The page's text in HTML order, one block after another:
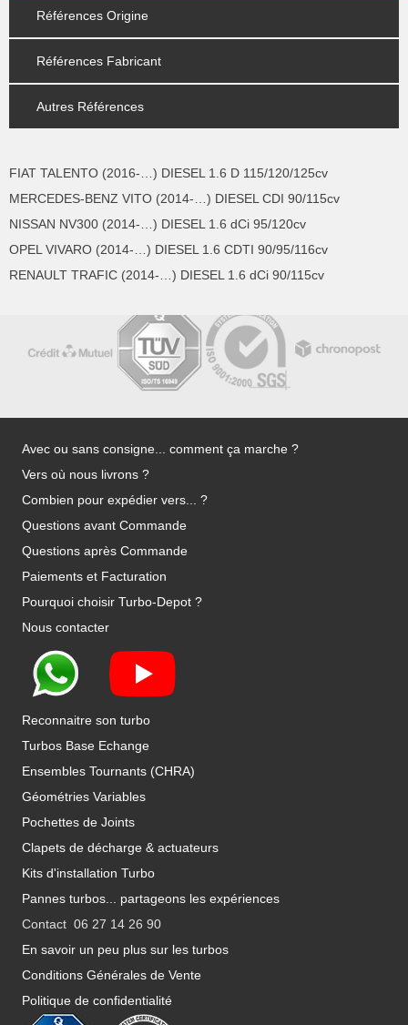
Références Origine
Références Fabricant
Autres Références
FIAT TALENTO (2016-…) DIESEL 1.6 D 115/120/125cv
MERCEDES-BENZ VITO (2014-…) DIESEL CDI 90/115cv
NISSAN NV300 (2014-…) DIESEL 1.6 dCi 95/120cv
OPEL VIVARO (2014-…) DIESEL 1.6 CDTI 90/95/116cv
RENAULT TRAFIC (2014-…) DIESEL 1.6 dCi 90/115cv
Avec ou sans consigne... comment ça marche ?
Vers où nous livrons ?
Combien pour expédier vers... ?
Questions avant Commande
Questions après Commande
Paiements et Facturation
Pourquoi choisir Turbo-Depot ?
Nous contacter
Reconnaitre son turbo
Turbos Base Echange
Ensembles Tournants (CHRA)
Géométries Variables
Pochettes de Joints
Clapets de décharge & actuateurs
Kits d'installation Turbo
Pannes turbos... partageons les expériences
Contact 06 27 14 26 90
En savoir un peu plus sur les turbos
Conditions Générales de Vente
Politique de confidentialité